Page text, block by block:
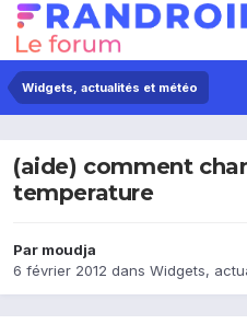
Widgets, actualités et météo
(aide) comment
temperature
Par moudja
6 février 2012 dans Widgets,